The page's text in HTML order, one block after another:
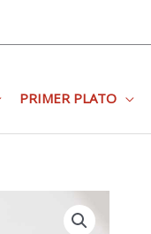
PRIMER PLATO